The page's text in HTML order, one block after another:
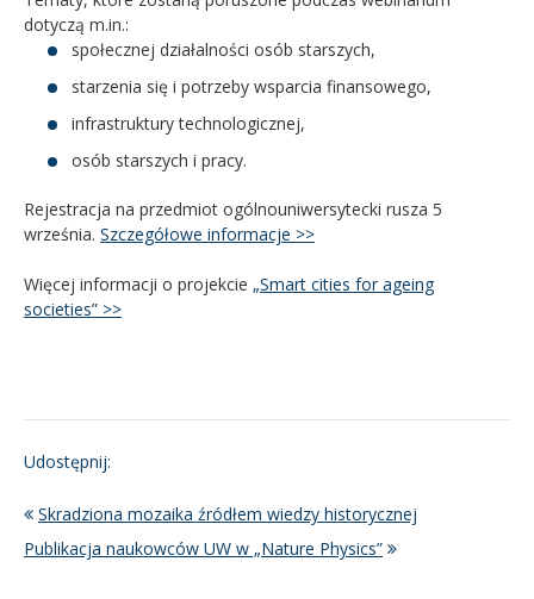
dotyczą m.in.:
społecznej działalności osób starszych,
starzenia się i potrzeby wsparcia finansowego,
infrastruktury technologicznej,
osób starszych i pracy.
Rejestracja na przedmiot ogólnouniwersytecki rusza 5
września. Szczegółowe informacje >>
Więcej informacji o projekcie „Smart cities for ageing
societies” >>
Udostępnij:
Skradziona mozaika źródłem wiedzy historycznej
Publikacja naukowców UW w „Nature Physics”